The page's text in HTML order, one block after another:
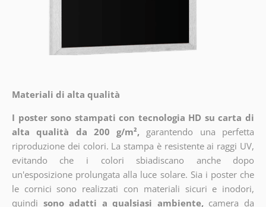
Materiali di alta qualità
I poster sono stampati con tecnologia HD su carta di
alta qualità da 200 g/m², garantendo una perfetta
riproduzione dei colori. La stampa è resistente ai raggi UV,
evitando che i colori sbiadiscano anche dopo
un'esposizione prolungata alla luce solare. Sia i poster che
le cornici sono realizzati con materiali sicuri e inodori,
quindi sono adatti a qualsiasi ambiente, camera da